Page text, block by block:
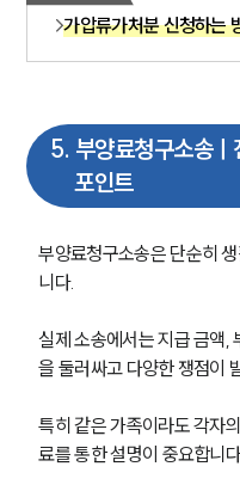
가압류가처분 신청하는
5. 부양료청구소송
포인트
부양료청구소송은 단순히
니다.
실제 소송에서는 지급 금액,
을 둘러싸고 다양한 쟁점이
특히 같은 가족이라도 각자
료를 통한 설명이 중요합니